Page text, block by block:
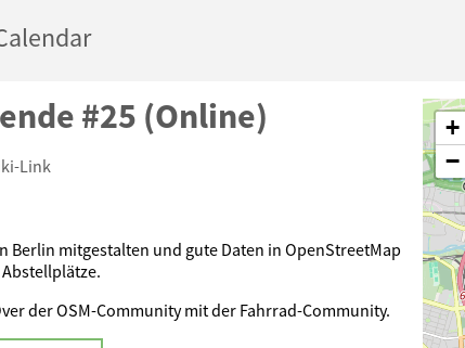
#25 (Online)
Link
Berlin mitgestalten und gute Daten in OpenStreetMap
der OSM-Community mit der Fahrrad-Community.
+
−